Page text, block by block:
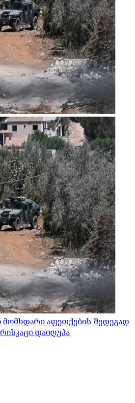
მომხდარი აფეთქების შედეგად
დაიღუპა